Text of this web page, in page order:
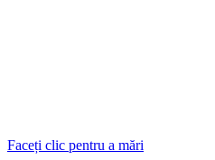
Faceți clic pentru a mări